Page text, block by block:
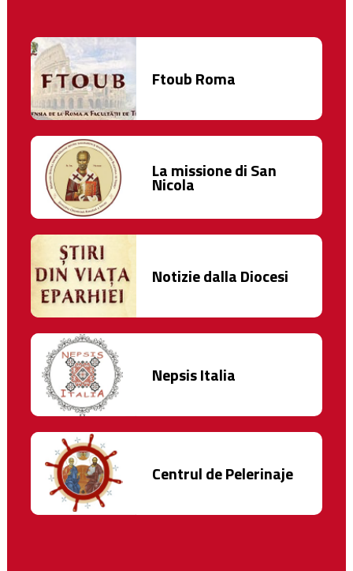
Ftoub Roma
La missione di San
Nicola
Notizie dalla Diocesi
Nepsis Italia
Centrul de Pelerinaje